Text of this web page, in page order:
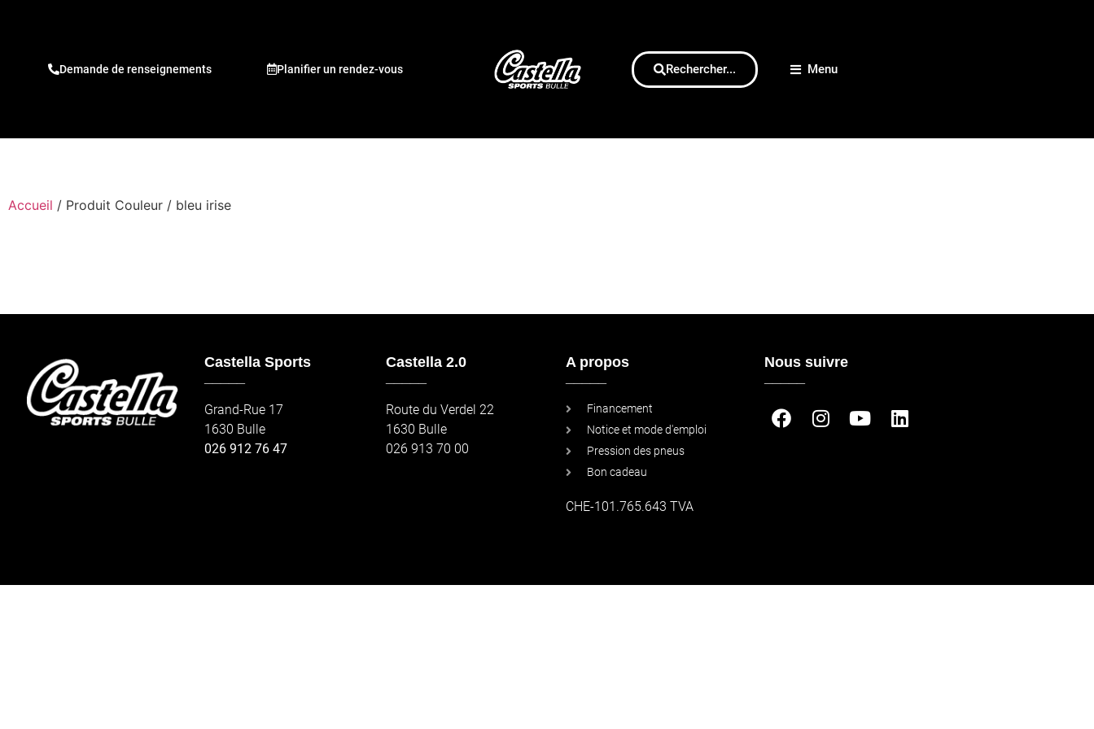
Demande de renseignements Planifier un rendez-vous Rechercher... Menu
Accueil / Produit Couleur / bleu irise
Castella Sports
Grand-Rue 17
1630 Bulle
026 912 76 47
Castella 2.0
Route du Verdel 22
1630 Bulle
026 913 70 00
A propos
Financement
Notice et mode d'emploi
Pression des pneus
Bon cadeau
CHE-101.765.643 TVA
Nous suivre